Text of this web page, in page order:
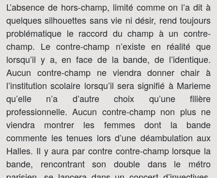
L’absence de hors-champ, limité comme on l’a dit à
quelques silhouettes sans vie ni désir, rend toujours
problématique le raccord du champ à un contre-
champ. Le contre-champ n’existe en réalité que
lorsqu’il y a, en face de la bande, de l’identique.
Aucun contre-champ ne viendra donner chair à
l’institution scolaire lorsqu’il sera signifié à Marieme
qu’elle n’a d’autre choix qu’une filière
professionnelle. Aucun contre-champ non plus ne
viendra montrer les femmes dont la bande
commente les tenues lors d’une déambulation aux
Halles. Il y aura par contre contre-champ lorsque la
bande, rencontrant son double dans le métro